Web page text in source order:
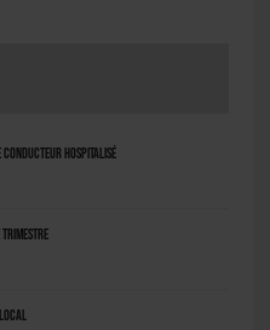
conducteur hospitalisé
trimestre
local